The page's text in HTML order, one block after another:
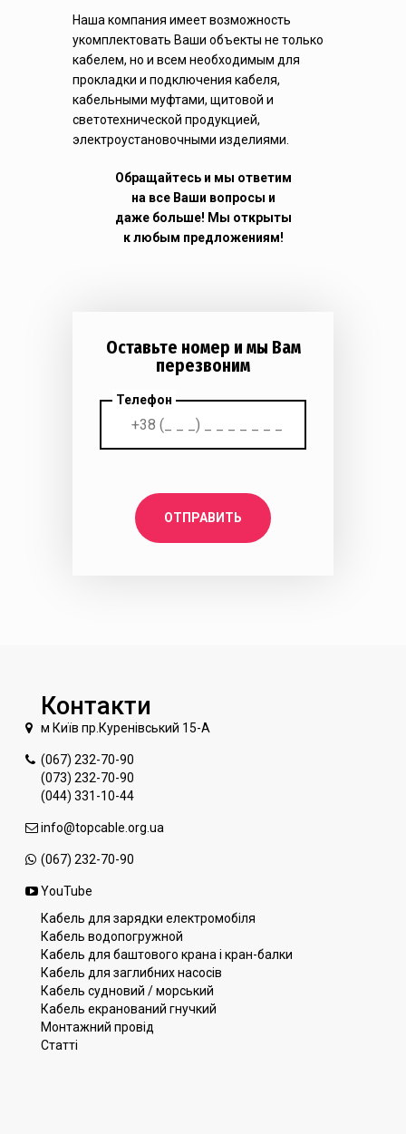
Наша компания имеет возможность
укомплектовать Ваши объекты не только
кабелем, но и всем необходимым для
прокладки и подключения кабеля,
кабельными муфтами, щитовой и
светотехнической продукцией,
электроустановочными изделиями.
Обращайтесь и мы ответим
на все Ваши вопросы и
даже больше! Мы открыты
к любым предложениям!
Оставьте номер и мы Вам
перезвоним
Телефон
ОТПРАВИТЬ
Контакти
м Київ пр.Куренівський 15-А
(067) 232-70-90
(073) 232-70-90
(044) 331-10-44
info@topcable.org.ua
(067) 232-70-90
YouTube
Кабель для зарядки електромобіля
Кабель водопогружной
Кабель для баштового крана і кран-балки
Кабель для заглибних насосів
Кабель судновий / морський
Кабель екранований гнучкий
Монтажний провід
Статті